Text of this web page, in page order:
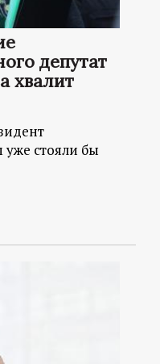
депутат
хвалит
стояли бы